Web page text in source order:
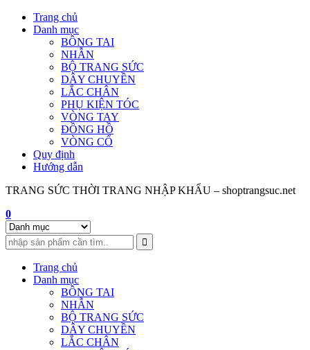
Skip
Trang chủ
Danh mục
BÔNG TAI
NHẪN
BỘ TRANG SỨC
DÂY CHUYỀN
LẮC CHÂN
PHỤ KIỆN TÓC
VÒNG TAY
ĐỒNG HỒ
VÒNG CỔ
Quy định
Hướng dẫn
TRANG SỨC THỜI TRANG NHẬP KHẨU – shoptrangsuc.net
0
Trang chủ
Danh mục
BÔNG TAI
NHẪN
BỘ TRANG SỨC
DÂY CHUYỀN
LẮC CHÂN